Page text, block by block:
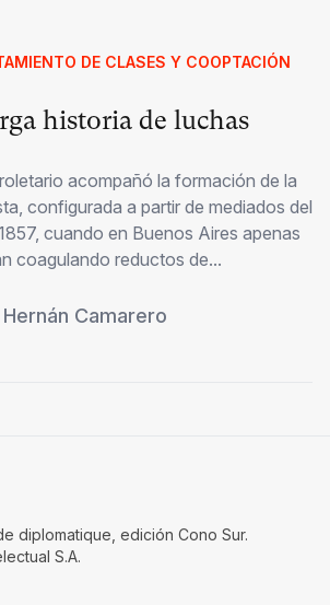
DE CLASES Y COOPTACIÓN
historia de luchas
acompañó la formación de la
configurada a partir de mediados del
cuando en Buenos Aires apenas
coagulando reductos de...
Hernán Camarero
diplomatique, edición Cono Sur.
S.A.